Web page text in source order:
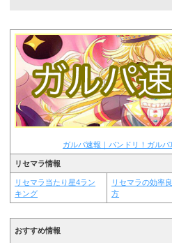
ガルパ速報｜バンドリ！ガル
リセマラ情報
リセマラ当たり星4ラン
キング
リセマラの効率
方
おすすめ情報